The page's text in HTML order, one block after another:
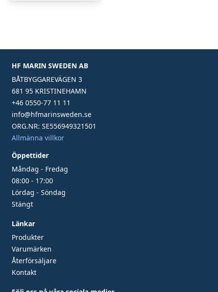
HF MARIN SWEDEN AB
BÅTBYGGAREVÄGEN 3
681 95 KRISTINEHAMN
+46 0550-77 11 11
info@hfmarinsweden.se
ORG.NR: SE556949321501
Allmänna villkor
Öppettider
Måndag - Fredag
08:00 - 17:00
Lördag - Söndag
Stängt
Länkar
Produkter
Varumärken
Återförsäljare
Kontakt